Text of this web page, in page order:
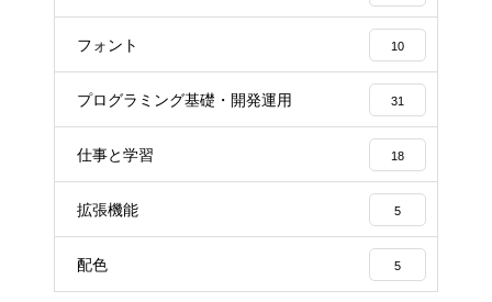
フォント 10
プログラミング基礎・開発運用 31
仕事と学習 18
拡張機能 5
配色 5